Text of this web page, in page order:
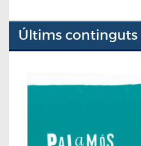
Últims continguts